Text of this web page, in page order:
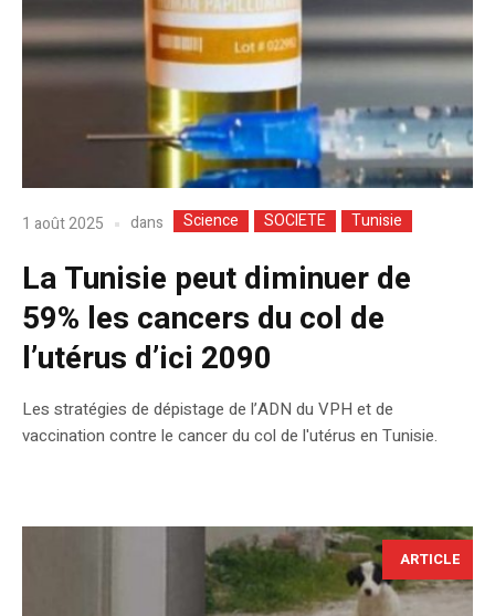
1 août 2025 dans Science SOCIETE Tunisie
La Tunisie peut diminuer de
59% les cancers du col de
l’utérus d’ici 2090
Les stratégies de dépistage de l’ADN du VPH et de
vaccination contre le cancer du col de l'utérus en Tunisie.
ARTICLE